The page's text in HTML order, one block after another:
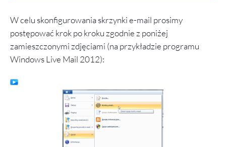
W celu skonfigurowania skrzynki e-mail prosimy
postępować krok po kroku zgodnie z poniżej
zamieszczonymi zdjęciami (na przykładzie programu
Windows Live Mail 2012):